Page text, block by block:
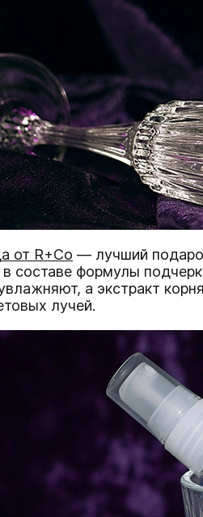
от R+Co — лучший
составе формулы
а экстракт
лучей.